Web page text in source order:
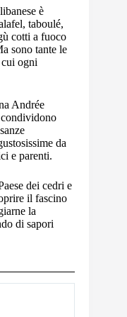
è
taboulé,
cotti a fuoco
sono tante le
ogni
Andrée
da
e parenti.
dei cedri e
il fascino
la
di sapori